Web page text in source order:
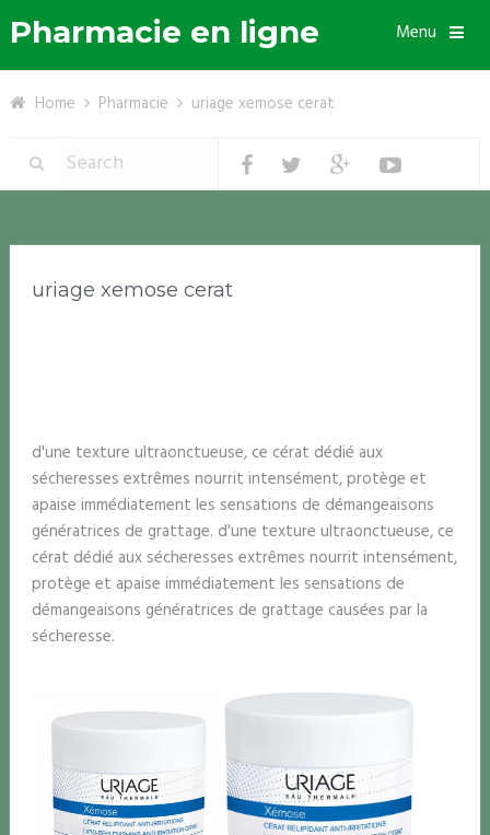
Pharmacie en ligne Menu
Home Pharmacie uriage xemose cerat
uriage xemose cerat
d'une texture ultraonctueuse, ce cérat dédié aux
sécheresses extrêmes nourrit intensément, protège et
apaise immédiatement les sensations de démangeaisons
génératrices de grattage. d'une texture ultraonctueuse, ce
cérat dédié aux sécheresses extrêmes nourrit intensément,
protège et apaise immédiatement les sensations de
démangeaisons génératrices de grattage causées par la
sécheresse.